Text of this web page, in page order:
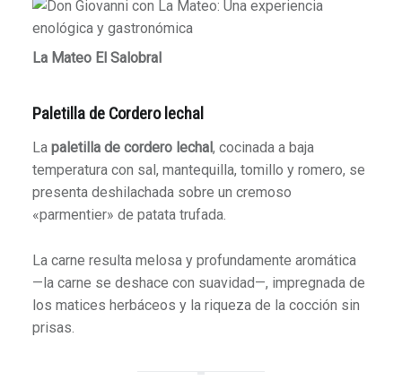
La Mateo El Salobral
Paletilla de Cordero lechal
La paletilla de cordero lechal, cocinada a baja
temperatura con sal, mantequilla, tomillo y romero, se
presenta deshilachada sobre un cremoso
«parmentier» de patata trufada.
La carne resulta melosa y profundamente aromática
—la carne se deshace con suavidad—, impregnada de
los matices herbáceos y la riqueza de la cocción sin
prisas.